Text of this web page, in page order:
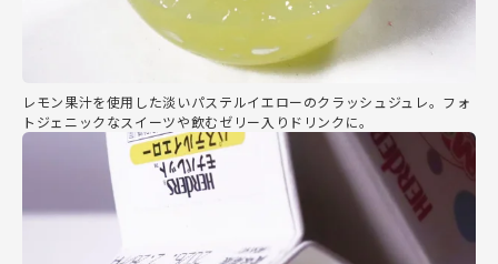
レモン果汁を使用した淡いパステルイエローのクラッシュジュレ。フォ
トジェニックなスイーツや飲むゼリー入りドリンクに。